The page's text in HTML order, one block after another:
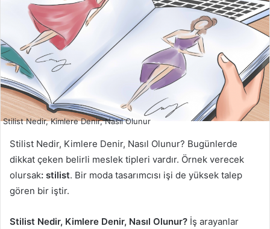
Stilist Nedir, Kimlere Denir, Nasıl Olunur
Stilist Nedir, Kimlere Denir, Nasıl Olunur? Bugünlerde
dikkat çeken belirli meslek tipleri vardır. Örnek verecek
olursak: stilist. Bir moda tasarımcısı işi de yüksek talep
gören bir iştir.
Stilist Nedir, Kimlere Denir, Nasıl Olunur? İş arayanlar